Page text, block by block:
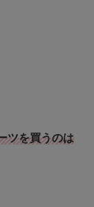
ツを買うのは